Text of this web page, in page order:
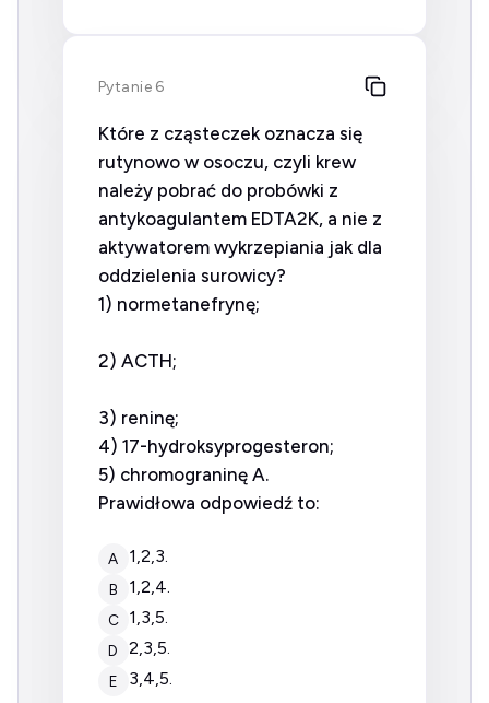
Pytanie 6
Które z cząsteczek oznacza się
rutynowo w osoczu, czyli krew
należy pobrać do probówki z
antykoagulantem EDTA2K, a nie z
aktywatorem wykrzepiania jak dla
oddzielenia surowicy?
1) normetanefrynę;
2) ACTH;
3) reninę;
4) 17-hydroksyprogesteron;
5) chromograninę A.
Prawidłowa odpowiedź to:
A 1,2,3.
B 1,2,4.
C 1,3,5.
D 2,3,5.
E 3,4,5.